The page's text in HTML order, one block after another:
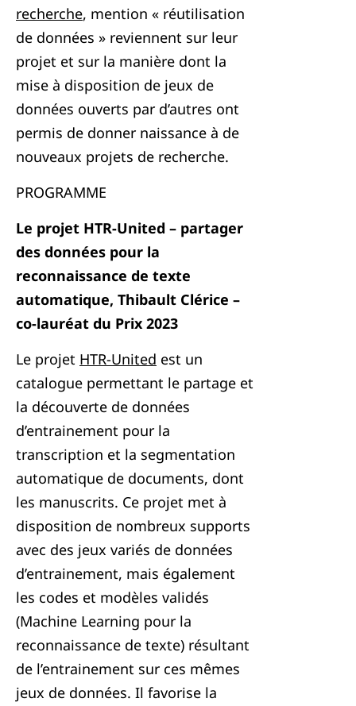
recherche, mention « réutilisation
de données » reviennent sur leur
projet et sur la manière dont la
mise à disposition de jeux de
données ouverts par d’autres ont
permis de donner naissance à de
nouveaux projets de recherche.
PROGRAMME
Le projet HTR-United – partager
des données pour la
reconnaissance de texte
automatique, Thibault Clérice –
co-lauréat du Prix 2023
Le projet HTR-United est un
catalogue permettant le partage et
la découverte de données
d’entrainement pour la
transcription et la segmentation
automatique de documents, dont
les manuscrits. Ce projet met à
disposition de nombreux supports
avec des jeux variés de données
d’entrainement, mais également
les codes et modèles validés
(Machine Learning pour la
reconnaissance de texte) résultant
de l’entrainement sur ces mêmes
jeux de données. Il favorise la